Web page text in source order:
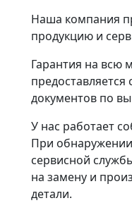
Наша компания
продукцию и
Гарантия на всю
документов по
У нас работает
При
сервисной
на замену и
детали.